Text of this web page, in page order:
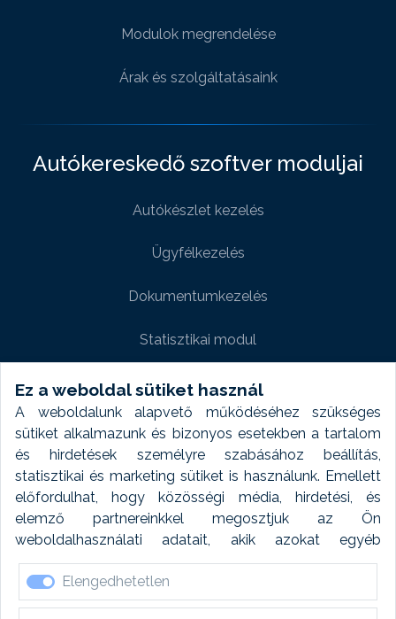
Ez a weboldal sütiket használ
A weboldalunk alapvető működéséhez szükséges
sütiket alkalmazunk és bizonyos esetekben a tartalom
és hirdetések személyre szabásához beállítás,
statisztikai és marketing sütiket is használunk. Emellett
előfordulhat, hogy közösségi média, hirdetési, és
elemző partnereinkkel megosztjuk az Ön
weboldalhasználati adatait, akik azokat egyéb
forrásokból gyűjtött adatokkal kombinálhatják. A sütik
elfogadásával kapcsolatosan naplózást végzünk és
ezen adatokat 6 hónap után automatikusan töröljük. A
Elengedhetetlen
Modulok megrendelése
Árak és szolgáltatásaink
Autókereskedő szoftver moduljai
Autókészlet kezelés
Ügyfélkezelés
Dokumentumkezelés
Statisztikai modul
Weboldal modul
Fényképtár extra modul
Autómosó modul
Feladatütemezés